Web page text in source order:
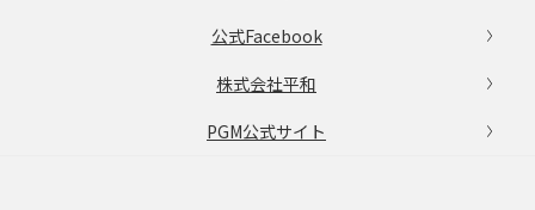
公式Facebook
株式会社平和
PGM公式サイト